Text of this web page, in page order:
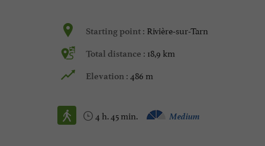
Starting point : Rivière-sur-Tarn
Total distance : 18,9 km
Elevation : 486 m
4 h. 45 min. Medium